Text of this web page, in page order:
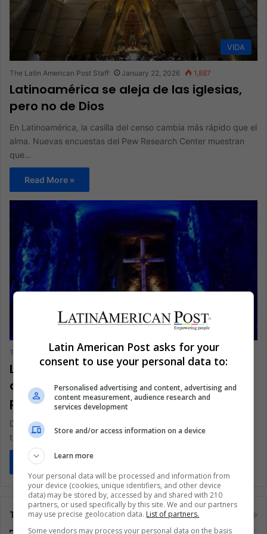
VIDA
The Latin American Post Staff January 22, 2026 1,887
Latinoamérica se aleja de las iglesias,
pero no de Dios
En Latinoamérica, la casilla del censo cambia más rápido que el
alma. Nuevas encuestas del Pew Research Center muestran
que…
Read More »
Educación
The Latin American Post Staff December 15, 2025 1,221
La Catedral de Sal de Colombia
convierte el pasado de Zipaquirá en
piedra viva bajo tierra
Dentro de la Catedral de Sal de Zipaquirá, a 180 metros bajo
tierra, los muros de sal resguardan la memoria…
Read More »
Tags
Latin American Post asks for your
consent to use your personal data to:
Personalised advertising and content, advertising and
content measurement, audience research and
services development
Store and/or access information on a device
Learn more
Your personal data will be processed and information from
your device (cookies, unique identifiers, and other device
data) may be stored by, accessed by and shared with 210
partners, or used specifically by this site. We and our partners
may use precise geolocation data. List of partners.
Some vendors may process your personal data on the basis